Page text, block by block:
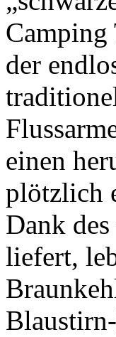
Camping
der
einen
plötzlich
Dank
liefert,